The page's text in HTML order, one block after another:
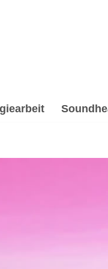
& Reiki,
✓Soundhealing &